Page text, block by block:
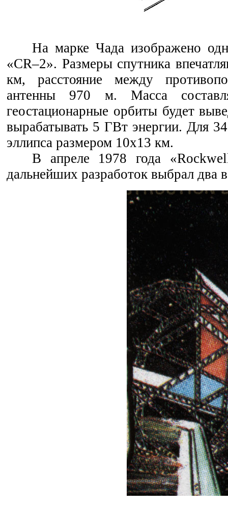
На марке Чада изображено
«CR–2». Размеры спутника
км, расстояние между
антенны 970 м. Масса
геостационарные орбиты будет
вырабатывать 5 ГВт энергии. Для
эллипса размером 10х13 км.
В апреле 1978 года
дальнейших разработок выбрал два